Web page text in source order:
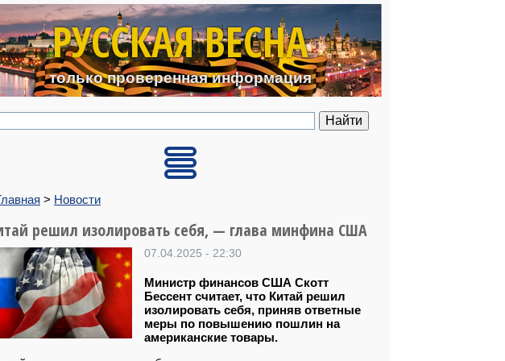
Перейти к основному содержанию
РУССКАЯ ВЕСНА
только проверенная информация
> Новости
решил изолировать себя, — глава минфина США
07.04.2025 - 22:30
Министр финансов США Скотт
Бессент считает, что Китай решил
изолировать себя, приняв ответные
меры по повышению пошлин на
американские товары.